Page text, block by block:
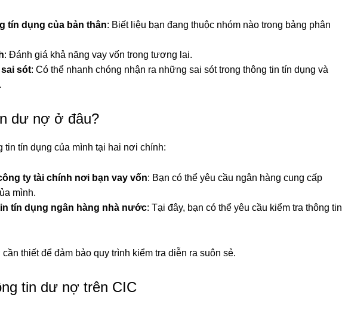
tín dụng của bản thân: Biết liệu bạn đang thuộc nhóm nào trong bảng phân
: Đánh giá khả năng vay vốn trong tương lai.
sót: Có thể nhanh chóng nhận ra những sai sót trong thông tin tín dụng và
dư nợ ở đâu?
tin tín dụng của mình tại hai nơi chính:
ty tài chính nơi bạn vay vốn: Bạn có thể yêu cầu ngân hàng cung cấp
mình.
tín dụng ngân hàng nhà nước: Tại đây, bạn có thể yêu cầu kiểm tra thông tin
thiết để đảm bảo quy trình kiểm tra diễn ra suôn sẻ.
tin dư nợ trên CIC